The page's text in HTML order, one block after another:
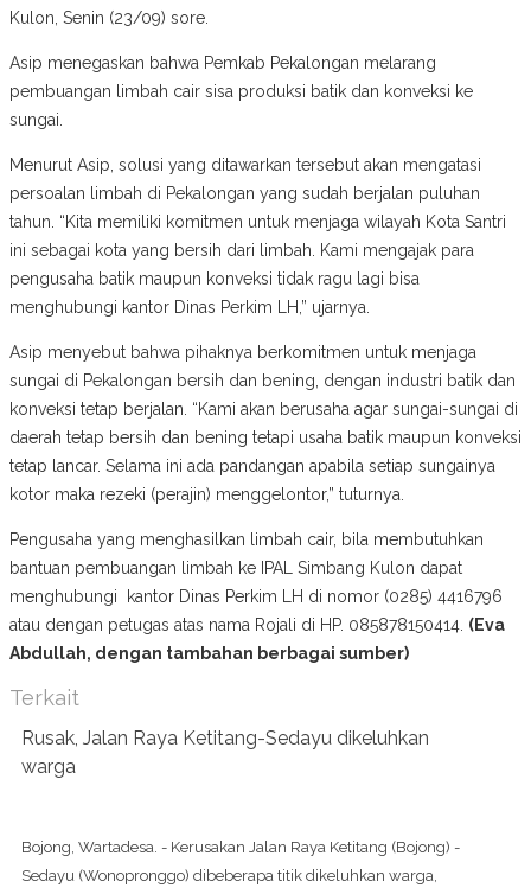
Kulon, Senin (23/09) sore.
Asip menegaskan bahwa Pemkab Pekalongan melarang
pembuangan limbah cair sisa produksi batik dan konveksi ke
sungai.
Menurut Asip, solusi yang ditawarkan tersebut akan mengatasi
persoalan limbah di Pekalongan yang sudah berjalan puluhan
tahun. “Kita memiliki komitmen untuk menjaga wilayah Kota Santri
ini sebagai kota yang bersih dari limbah. Kami mengajak para
pengusaha batik maupun konveksi tidak ragu lagi bisa
menghubungi kantor Dinas Perkim LH,” ujarnya.
Asip menyebut bahwa pihaknya berkomitmen untuk menjaga
sungai di Pekalongan bersih dan bening, dengan industri batik dan
konveksi tetap berjalan. “Kami akan berusaha agar sungai-sungai di
daerah tetap bersih dan bening tetapi usaha batik maupun konveksi
tetap lancar. Selama ini ada pandangan apabila setiap sungainya
kotor maka rezeki (perajin) menggelontor,” tuturnya.
Pengusaha yang menghasilkan limbah cair, bila membutuhkan
bantuan pembuangan limbah ke IPAL Simbang Kulon dapat
menghubungi kantor Dinas Perkim LH di nomor (0285) 4416796
atau dengan petugas atas nama Rojali di HP. 085878150414. (Eva
Abdullah, dengan tambahan berbagai sumber)
Terkait
Rusak, Jalan Raya Ketitang-Sedayu dikeluhkan
warga
Bojong, Wartadesa. - Kerusakan Jalan Raya Ketitang (Bojong) -
Sedayu (Wonopronggo) dibeberapa titik dikeluhkan warga,